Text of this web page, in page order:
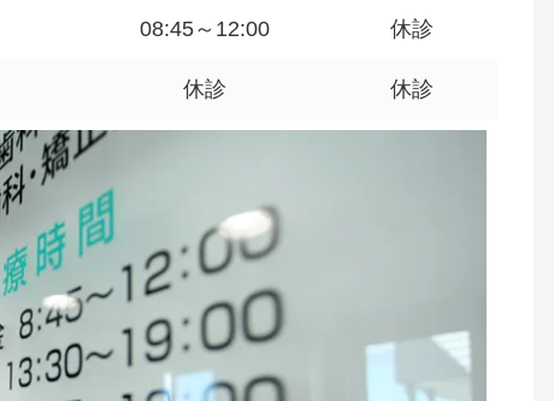
08:45～12:00 休診
休診 休診